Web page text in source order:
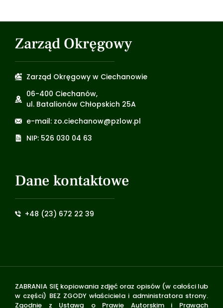
Zarząd Okręgowy
Zarząd Okręgowy w Ciechanowie
06-400 Ciechanów,
ul. Batalionów Chłopskich 25A
e-mail: zo.ciechanow@pzlow.pl
NIP: 526 030 04 63
Dane kontaktowe
+48 (23) 672 22 39
ZABRANIA SIĘ kopiowania zdjęć oraz opisów (w całości lub
w części) BEZ ZGODY właściciela i administratora strony.
Zgodnie z Ustawą o Prawie Autorskim i Prawach